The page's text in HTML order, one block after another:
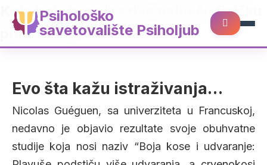
Psihološko
savetovalište Psiholjub
Koja boja kose izaziva najveću fizičku
privlačnost?
Evo šta kažu istraživanja…
Nicolas Guéguen, sa univerziteta u Francuskoj,
nedavno je objavio rezultate svoje obuhvatne
studije koja nosi naziv “Boja kose i udvaranje: